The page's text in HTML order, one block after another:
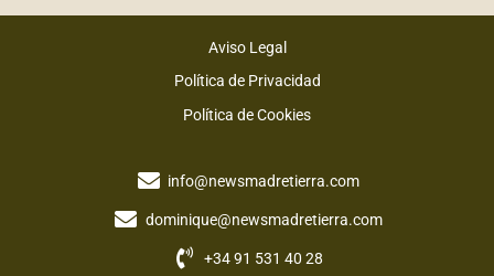
Aviso Legal
Política de Privacidad
Política de Cookies
info@newsmadretierra.com
dominique@newsmadretierra.com
+34 91 531 40 28